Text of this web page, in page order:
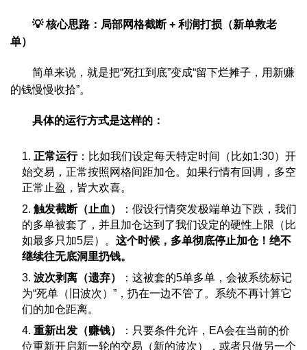
💡 核心思路：局部网格截断 + 利润打损（新单救老
单）
简单来说，就是把“死扛到底”变成“留下烂摊子，用新赚
的钱慢慢收拾”。
具体的运行方式是这样的：
1. 正常运行：比如我们设定每天特定时间（比如1:30）开
始交易，正常按照网格间距加仓。如果行情有回调，多空
正常止盈，皆大欢喜。
2. 触发截断（止血）
：假设行情突发极端单边下跌，我们
的多单被套了，并且加仓达到了我们设定的硬性上限（比
如最多只加5层）。 这个时候，多单彻底停止加仓！绝不
继续往无底洞里扔钱。
3. 波次剥离（遗弃）
：这被套的5单多单，会被系统标记
为“死单（旧波次）”，扔在一边不管了。系统不再计算它
们的加仓距离。
4. 重新出发（赚钱）
：只要条件允许，EA会在当前的价
位重新开启新一轮的交易（新的波次），或者只做另一个